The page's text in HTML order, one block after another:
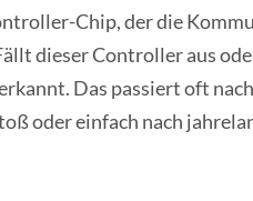
Chip, der die
dieser Controller aus
Das passiert oft
oder einfach nach